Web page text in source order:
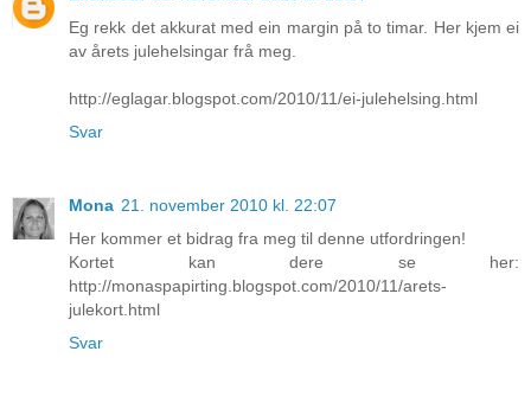
Eg rekk det akkurat med ein margin på to timar. Her kjem ei
av årets julehelsingar frå meg.
http://eglagar.blogspot.com/2010/11/ei-julehelsing.html
Svar
Mona 21. november 2010 kl. 22:07
Her kommer et bidrag fra meg til denne utfordringen!
Kortet kan dere se her:
http://monaspapirting.blogspot.com/2010/11/arets-
julekort.html
Svar